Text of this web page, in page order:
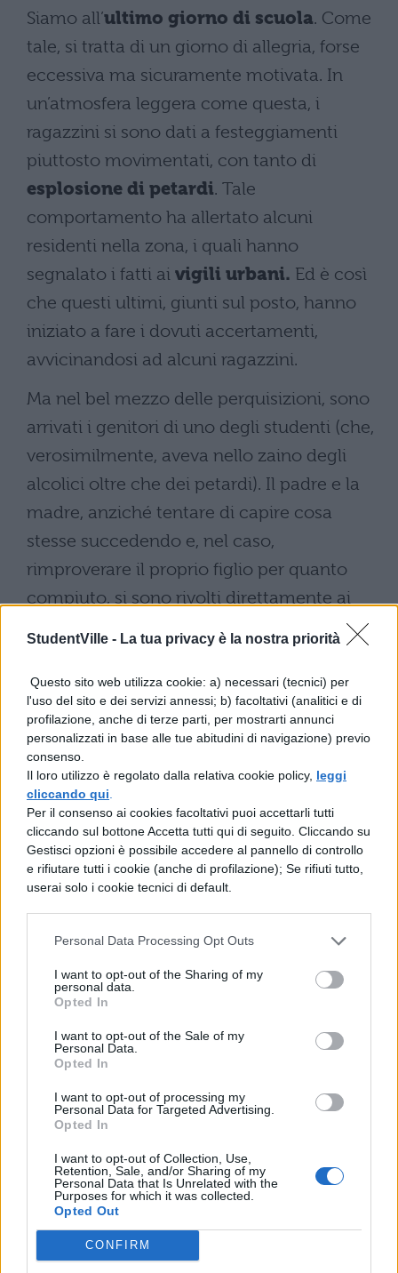
StudentVille - La tua privacy è la nostra priorità
Questo sito web utilizza cookie: a) necessari (tecnici) per
l'uso del sito e dei servizi annessi; b) facoltativi (analitici e di
profilazione, anche di terze parti, per mostrarti annunci
personalizzati in base alle tue abitudini di navigazione) previo
consenso.
Il loro utilizzo è regolato dalla relativa cookie policy, leggi
cliccando qui
Per il consenso ai cookies facoltativi puoi accettarli tutti
cliccando sul bottone Accetta tutti qui di seguito. Cliccando su
Gestisci opzioni è possibile accedere al pannello di controllo
e rifiutare tutti i cookie (anche di profilazione); Se rifiuti tutto,
userai solo i cookie tecnici di default.
Personal Data Processing Opt Outs
I want to opt-out of the Sharing of my
personal data.
Opted In
I want to opt-out of the Sale of my
Personal Data.
Opted In
I want to opt-out of processing my
Personal Data for Targeted Advertising.
Opted In
I want to opt-out of Collection, Use,
Retention, Sale, and/or Sharing of my
Personal Data that Is Unrelated with the
Purposes for which it was collected.
Opted Out
CONFIRM
Siamo all’ultimo giorno di scuola. Come
tale, si tratta di un giorno di allegria, forse
eccessiva ma sicuramente motivata. In
un’atmosfera leggera come questa, i
ragazzini si sono dati a festeggiamenti
piuttosto movimentati, con tanto di
esplosione di petardi. Tale
comportamento ha allertato alcuni
residenti nella zona, i quali hanno
segnalato i fatti ai vigili urbani. Ed è così
che questi ultimi, giunti sul posto, hanno
iniziato a fare i dovuti accertamenti,
avvicinandosi ad alcuni ragazzini.
Ma nel bel mezzo delle perquisizioni, sono
arrivati i genitori di uno degli studenti (che,
verosimilmente, aveva nello zaino degli
alcolici oltre che dei petardi). Il padre e la
madre, anziché tentare di capire cosa
stesse succedendo e, nel caso,
rimproverare il proprio figlio per quanto
compiuto, si sono rivolti direttamente ai
vigili con termini poco gentili invitandoli a
questo.
Madre investe vigili di
fronte scuola
A quel punto gli agenti hanno chiesto ai
due di attendere in disparte la fine dei
controlli. Nonché di favorire i loro
documenti di identità. Ma, in tutta risposta,
i genitori hanno tentato di fuggire in auto
con il loro figlio. Lamadre, che era alla
guida, a seguito di una brusca sterzata
verso il marciapiede (per evitare un’altra
pattuglia che stava sopraggiungendo), vi
sarebbe finita sopra andando ad
due dei rappresentanti della
municipale.
La donna è stata naturalmente arrestata
per quanto accaduto e processata per
direttissima. Non ha potuto fare altro che
ammettere le proprie responsabilità e